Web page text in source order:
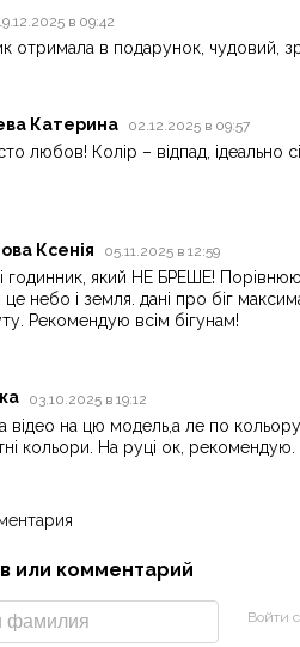
в 09:42
отримала в подарунок, чудовий,
Катерина 02.12.2025 в 09:57
любов! Колір – відпад,
Ксенія 05.11.2025 в 12:59
годинник, який НЕ БРЕШЕ!
небо і земля. дані про біг
Рекомендую всім бігунам!
03.10.2025 в 19:12
відео на цю модель,а ле по
кольори. На руці ок, рекомендую.
или комментарий
Войти